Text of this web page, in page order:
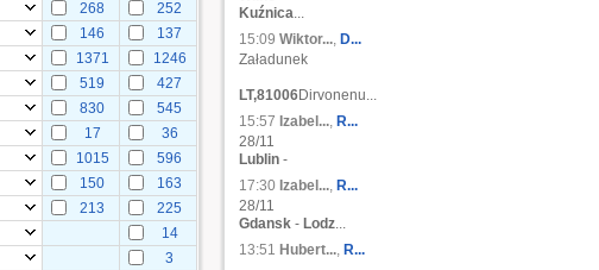
268
252
146
137
1371
1246
519
427
830
545
17
36
1015
596
150
163
213
225
14
3
Kuźnica...
15:09 Wiktor..., D...
Załadunek
LT,81006Dirvonenu...
15:57 Izabel..., R...
28/11
Lublin-
17:30 Izabel..., R...
28/11
Gdansk- Lodz...
13:51 Hubert..., R...